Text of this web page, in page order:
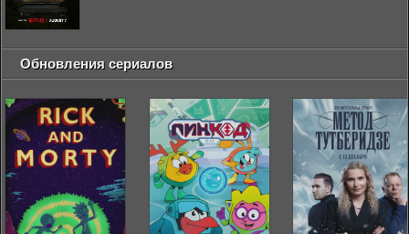
Обновления сериалов